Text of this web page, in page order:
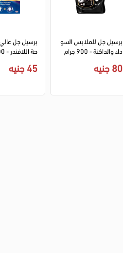
برسيل جل للملابس السو
داء والداكنة - 900 جرام
80 جنيه
برسيل جل
حة اللافندر - 700 مل
45 جنيه